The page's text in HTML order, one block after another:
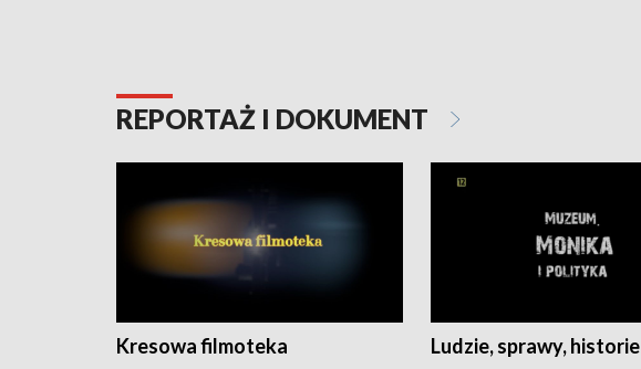
REPORTAŻ I DOKUMENT
Kresowa filmoteka Ludzie, sprawy, historie